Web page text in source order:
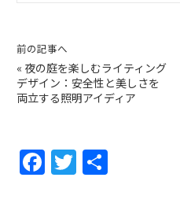
前の記事へ
« 夜の庭を楽しむライティング
デザイン：安全性と美しさを
両立する照明アイディア
F
a
T
w